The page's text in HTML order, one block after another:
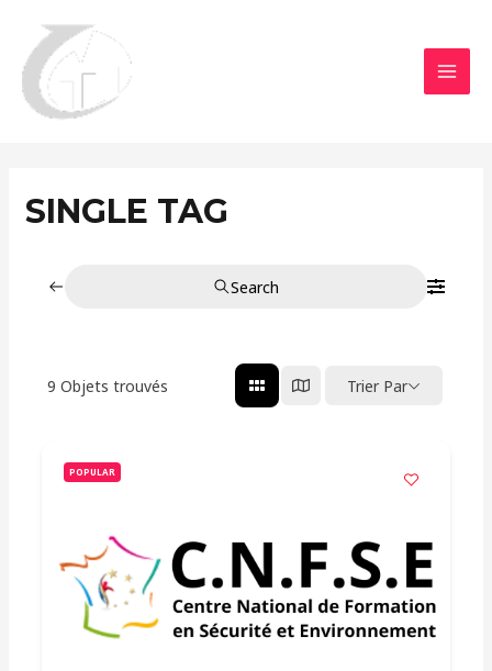
contenu
SINGLE TAG
Search
9 Objets trouvés Trier Par
POPULAR